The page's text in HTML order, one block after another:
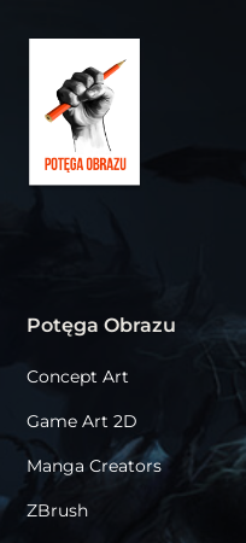
Potęga Obrazu
Concept Art
Game Art 2D
Manga Creators
ZBrush